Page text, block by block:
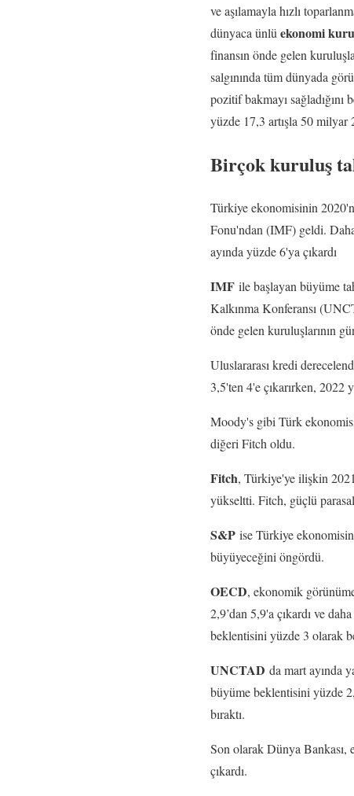
ve aşılamayla hızlı
dünyaca ünlü ekonomi
finansın önde gelen
salgınında tüm dünyada
pozitif bakmayı
yüzde 17,3 artışla 50 milyar
Birçok kuruluş
Türkiye ekonomisinin
Fonu'ndan (IMF) geldi.
ayında yüzde 6'ya çıkardı
IMF ile başlayan büyüme
Kalkınma Konferansı
önde gelen kuruluşlarının
Uluslararası kredi
3,5'ten 4'e çıkarırken,
Moody's gibi Türk
diğeri Fitch oldu.
Fitch, Türkiye'ye ilişkin
yükseltti. Fitch, güçlü
S&P ise Türkiye
büyüyeceğini öngördü.
OECD, ekonomik
2,9’dan 5,9'a çıkardı ve
beklentisini yüzde 3 olarak
UNCTAD da mart ayında
büyüme beklentisini yüzde
bıraktı.
Son olarak Dünya
çıkardı.